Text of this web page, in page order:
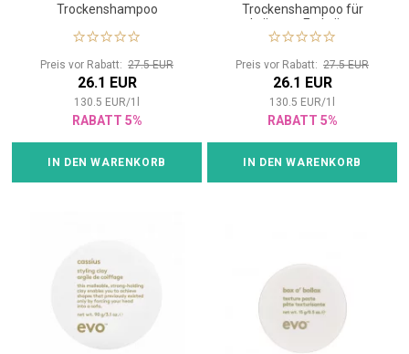
Trockenshampoo
Preis vor Rabatt: 27.5 EUR
26.1 EUR
130.5 EUR/1
RABATT 5%
IN DEN WARENKORB
Trockenshampoo für
brünette Farbtöne
Preis vor Rabatt: 27.5 EUR
26.1 EUR
130.5 EUR/1
RABATT 5%
IN DEN WARENKORB